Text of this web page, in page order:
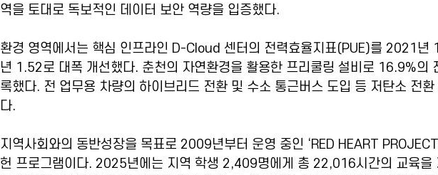
역을 토대로 독보적인 데이터 보안 역량을 입증했다.
환경 영역에서는 핵심 인프라인 D-Cloud 센터의 전력효율지표(PUE)를 2021
년 1.52로 대폭 개선했다. 춘천의 자연환경을 활용한 프리쿨링 설비로 16.9%의
록했다. 전 업무용 차량의 하이브리드 전환 및 수소 통근버스 도입 등 저탄소 전
다.
지역사회와의 동반성장을 목표로 2009년부터 운영 중인 ‘RED HEART
헌 프로그램이다. 2025년에는 지역 학생 2,409명에게 총 22,016시간의 교육을